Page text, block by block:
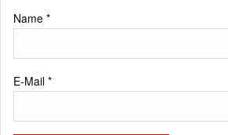
Name *
E-Mail *